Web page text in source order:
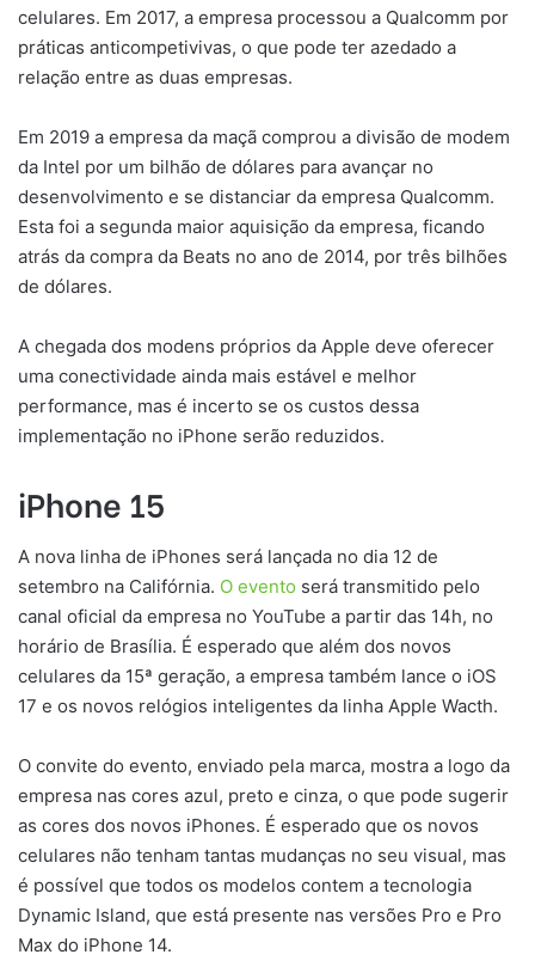
celulares. Em 2017, a empresa processou a Qualcomm por
práticas anticompetivivas, o que pode ter azedado a
relação entre as duas empresas.
Em 2019 a empresa da maçã comprou a divisão de modem
da Intel por um bilhão de dólares para avançar no
desenvolvimento e se distanciar da empresa Qualcomm.
Esta foi a segunda maior aquisição da empresa, ficando
atrás da compra da Beats no ano de 2014, por três bilhões
de dólares.
A chegada dos modens próprios da Apple deve oferecer
uma conectividade ainda mais estável e melhor
performance, mas é incerto se os custos dessa
implementação no iPhone serão reduzidos.
iPhone 15
A nova linha de iPhones será lançada no dia 12 de
setembro na Califórnia. O evento será transmitido pelo
canal oficial da empresa no YouTube a partir das 14h, no
horário de Brasília. É esperado que além dos novos
celulares da 15ª geração, a empresa também lance o iOS
17 e os novos relógios inteligentes da linha Apple Wacth.
O convite do evento, enviado pela marca, mostra a logo da
empresa nas cores azul, preto e cinza, o que pode sugerir
as cores dos novos iPhones. É esperado que os novos
celulares não tenham tantas mudanças no seu visual, mas
é possível que todos os modelos contem a tecnologia
Dynamic Island, que está presente nas versões Pro e Pro
Max do iPhone 14.